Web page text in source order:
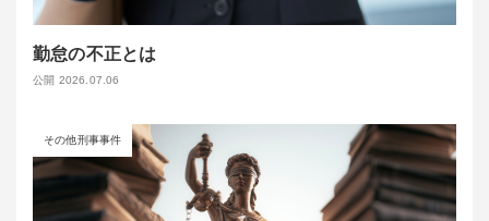
勤怠の不正とは
公開 2026.07.06
その他刑事事件